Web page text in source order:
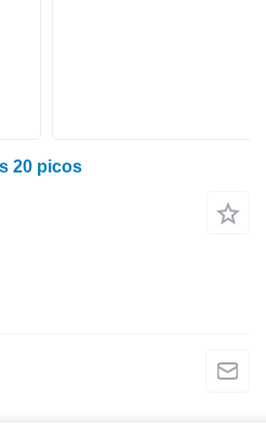
20 picos